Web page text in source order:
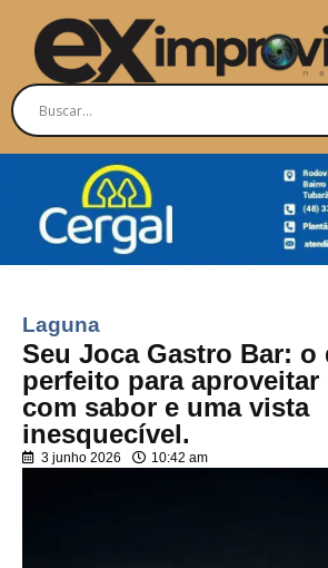
Laguna
Seu Joca Gastro Bar: o
perfeito para aproveitar
com sabor e uma vista
inesquecível.
3 junho 2026 10:42 am